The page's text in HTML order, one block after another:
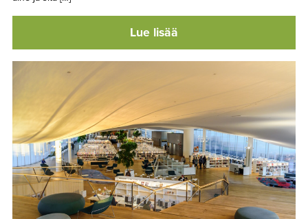
Lue lisää